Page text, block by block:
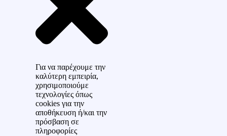
Για να παρέχουμε την
καλύτερη εμπειρία,
χρησιμοποιούμε
τεχνολογίες όπως
cookies για την
αποθήκευση ή/και την
πρόσβαση σε
πληροφορίες